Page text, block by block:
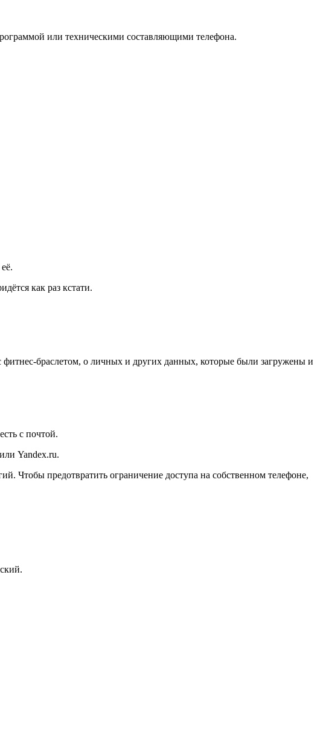
или техническими составляющими телефона.
как раз кстати.
браслетом, о личных и других данных, которые были загружены и
с почтой.
Yandex.ru.
Чтобы предотвратить ограничение доступа на собственном телефоне,